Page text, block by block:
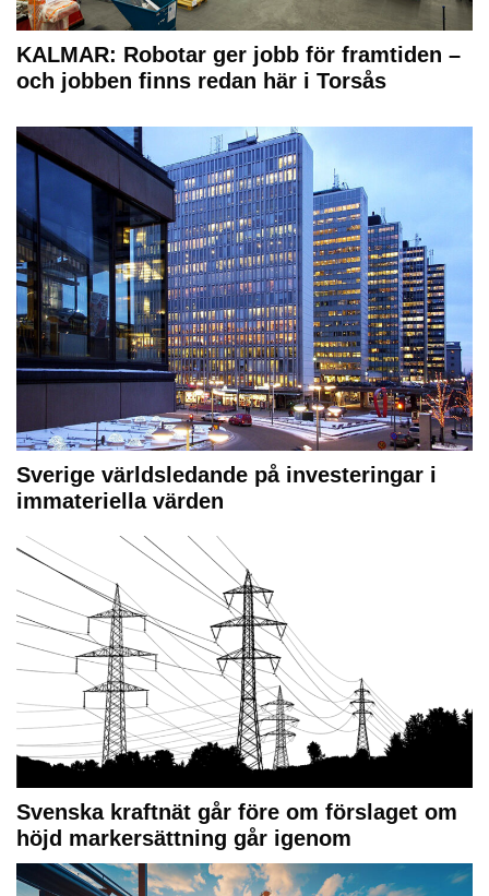
KALMAR: Robotar ger jobb för framtiden –
och jobben finns redan här i Torsås
Sverige världsledande på investeringar i
immateriella värden
Svenska kraftnät går före om förslaget om
höjd markersättning går igenom